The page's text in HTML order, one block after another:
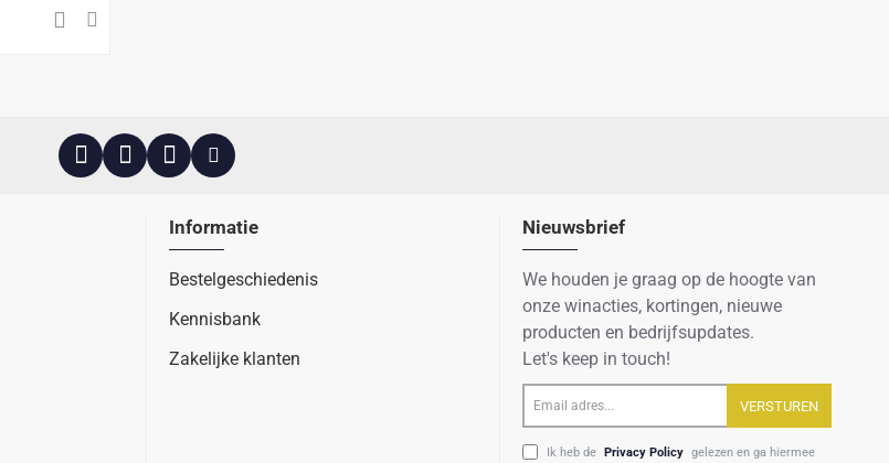
Informatie
Bestelgeschiedenis
Kennisbank
Zakelijke klanten
Nieuwsbrief
We houden je graag op de hoogte van
onze winacties, kortingen, nieuwe
producten en bedrijfsupdates.
Let's keep in touch!
Email
adres...
VERSTUREN
Ik heb de Privacy Policy gelezen en ga hiermee